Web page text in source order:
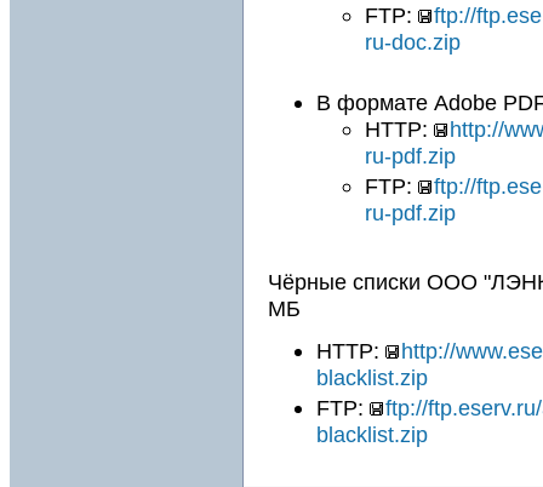
FTP:
ftp://
ru-doc.zip
В формате Adobe
HTTP:
http://
ru-pdf.zip
FTP:
ftp://
ru-pdf.zip
Чёрные списки ООО
МБ
HTTP:
http://
blacklist.zip
FTP:
ftp://
blacklist.zip